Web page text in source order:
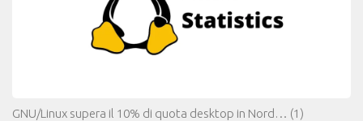
GNU/Linux supera il 10% di quota desktop in Nord… (1)